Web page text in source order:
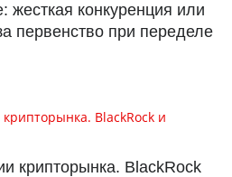
жесткая конкуренция или
первенство при переделе
крипторынка. BlackRock